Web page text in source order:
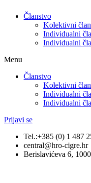
Članstvo
Kolektivni
Individualni
Individualni
Menu
Članstvo
Kolektivni
Individualni
Individualni
Prijavi se
Tel.:+385 (0) 1 487
central@hro-cigre.hr
Berislavićeva 6,